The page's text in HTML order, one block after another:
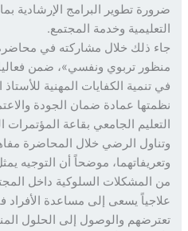
تطوير البرامج الإرشادية بما
وخدمة المجتمع.
ذلك خلال مشاركته في محاضرة
تربوي ونفسي»، ضمن فعاليات
عمادة ضمان الجودة والاعتماد
الجامعي بقاعة المؤتمرات
الرضي خلال المحاضرة مفاهيم
موضحاً أن التوجيه يمثل
السلوكية داخل المجتمع،
يسعى إلى مساعدة الأفراد في
والوصول إلى الحلول المناسبة